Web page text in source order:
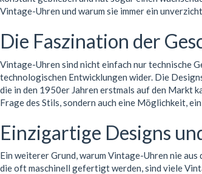
Vintage-Uhren und warum sie immer ein
Die Faszination der
Vintage-Uhren sind nicht einfach nur technische
technologischen Entwicklungen wider. Die
die in den 1950er Jahren erstmals auf den Markt
Frage des Stils, sondern auch eine Möglichkeit,
Einzigartige Designs
Ein weiterer Grund, warum Vintage-Uhren nie
die oft maschinell gefertigt werden, sind viele